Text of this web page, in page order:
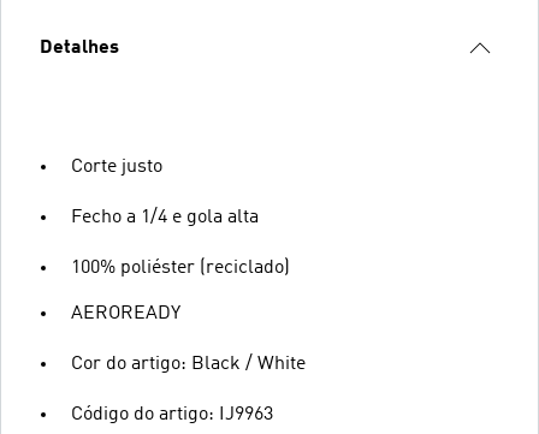
Detalhes
Corte justo
Fecho a 1/4 e gola alta
100% poliéster (reciclado)
AEROREADY
Cor do artigo: Black / White
Código do artigo: IJ9963